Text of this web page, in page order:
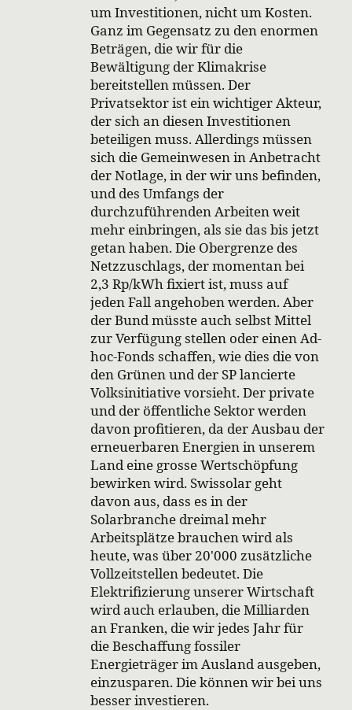
um Investitionen, nicht um Kosten.
Ganz im Gegensatz zu den enormen
Beträgen, die wir für die
Bewältigung der Klimakrise
bereitstellen müssen. Der
Privatsektor ist ein wichtiger Akteur,
der sich an diesen Investitionen
beteiligen muss. Allerdings müssen
sich die Gemeinwesen in Anbetracht
der Notlage, in der wir uns befinden,
und des Umfangs der
durchzuführenden Arbeiten weit
mehr einbringen, als sie das bis jetzt
getan haben. Die Obergrenze des
Netzzuschlags, der momentan bei
2,3 Rp/kWh fixiert ist, muss auf
jeden Fall angehoben werden. Aber
der Bund müsste auch selbst Mittel
zur Verfügung stellen oder einen Ad-
hoc-Fonds schaffen, wie dies die von
den Grünen und der SP lancierte
Volksinitiative vorsieht. Der private
und der öffentliche Sektor werden
davon profitieren, da der Ausbau der
erneuerbaren Energien in unserem
Land eine grosse Wertschöpfung
bewirken wird. Swissolar geht
davon aus, dass es in der
Solarbranche dreimal mehr
Arbeitsplätze brauchen wird als
heute, was über 20'000 zusätzliche
Vollzeitstellen bedeutet. Die
Elektrifizierung unserer Wirtschaft
wird auch erlauben, die Milliarden
an Franken, die wir jedes Jahr für
die Beschaffung fossiler
Energieträger im Ausland ausgeben,
einzusparen. Die können wir bei uns
besser investieren.